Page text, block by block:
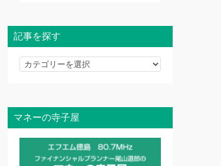
記事を探す
記
探
す
マネーの寺子屋